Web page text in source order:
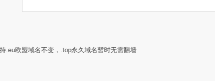
.eu欧盟域名不变，.top永久域名暂时无需翻墙